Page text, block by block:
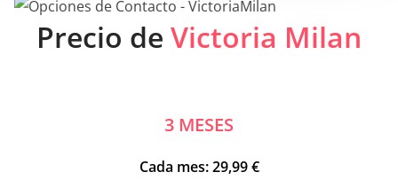
Precio de Victoria Milan
3 MESES
Cada mes: 29,99 €